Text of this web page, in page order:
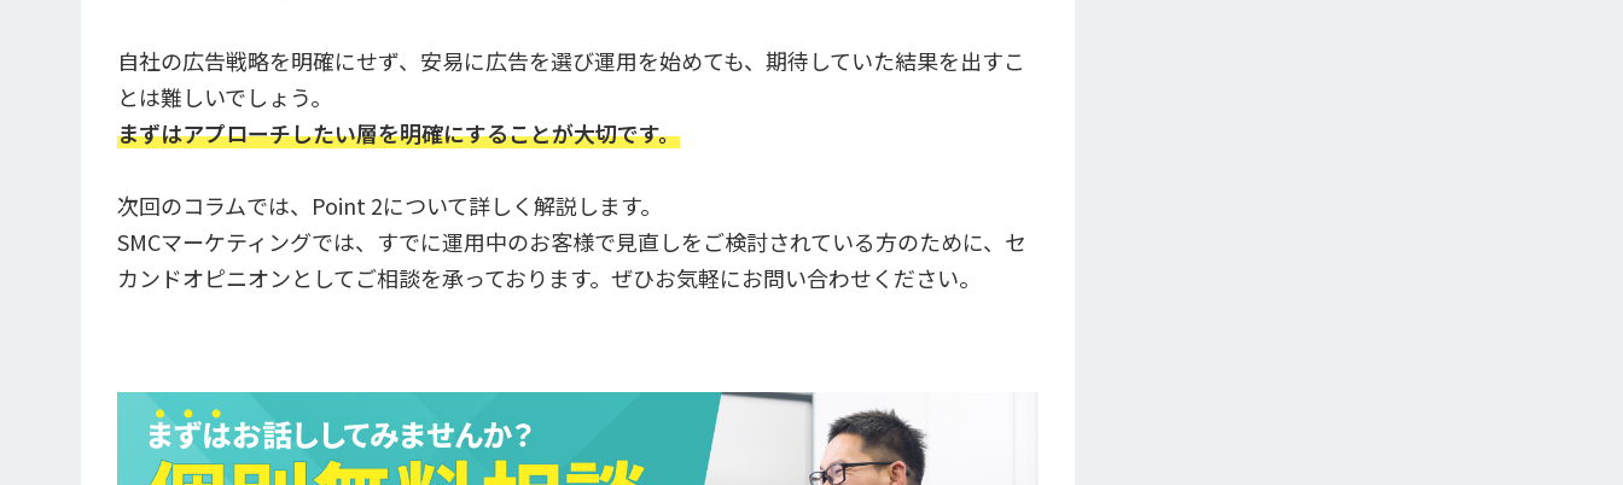
自社の広告戦略を明確にせず、安易に広告を選び運用を始めても、期待していた結果を出すこ
とは難しいでしょう。
まずはアプローチしたい層を明確にすることが大切です。
次回のコラムでは、Point 2について詳しく解説します。
SMCマーケティングでは、すでに運用中のお客様で見直しをご検討されている方のために、セ
カンドオピニオンとしてご相談を承っております。ぜひお気軽にお問い合わせください。